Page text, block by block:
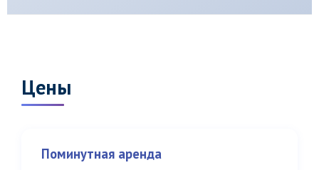
Цены
Поминутная аренда